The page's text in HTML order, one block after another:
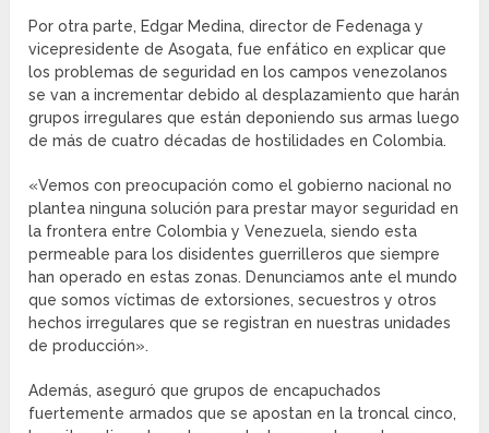
Por otra parte, Edgar Medina, director de Fedenaga y
vicepresidente de Asogata, fue enfático en explicar que
los problemas de seguridad en los campos venezolanos
se van a incrementar debido al desplazamiento que harán
grupos irregulares que están deponiendo sus armas luego
de más de cuatro décadas de hostilidades en Colombia.
«Vemos con preocupación como el gobierno nacional no
plantea ninguna solución para prestar mayor seguridad en
la frontera entre Colombia y Venezuela, siendo esta
permeable para los disidentes guerrilleros que siempre
han operado en estas zonas. Denunciamos ante el mundo
que somos víctimas de extorsiones, secuestros y otros
hechos irregulares que se registran en nuestras unidades
de producción».
Además, aseguró que grupos de encapuchados
fuertemente armados que se apostan en la troncal cinco,